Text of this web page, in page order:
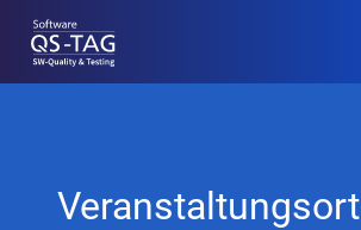
Veranstaltungsort